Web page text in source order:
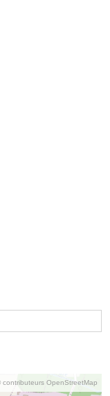
contributeurs OpenStreetMap